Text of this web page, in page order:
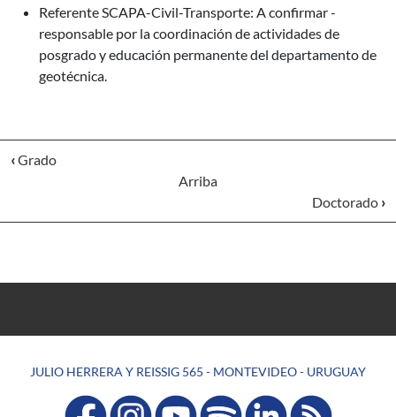
Referente SCAPA-Civil-Transporte: A confirmar -
responsable por la coordinación de actividades de
posgrado y educación permanente del departamento de
geotécnica.
‹Grado
Arriba
Doctorado ›
JULIO HERRERA Y REISSIG 565 - MONTEVIDEO - URUGUAY